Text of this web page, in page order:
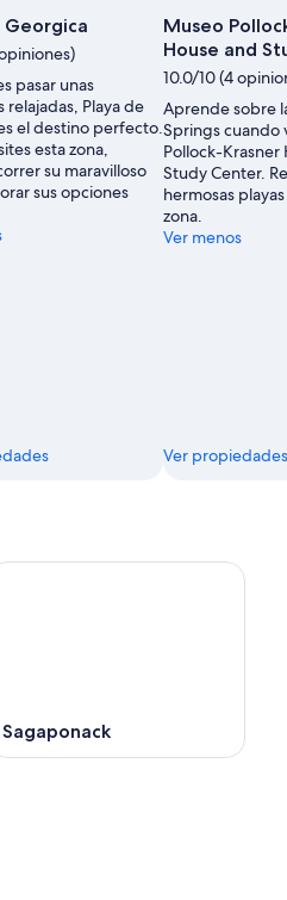
Georgica
pasar unas
relajadas, Playa de
el destino perfecto.
esta zona,
su maravilloso
sus opciones
Museo
House and
10.0/10 (4
Aprende sobre
Springs cuando
Pollock-Krasner
Study Center.
hermosas
zona.
Ver menos
Ver propiedades
Sagaponack